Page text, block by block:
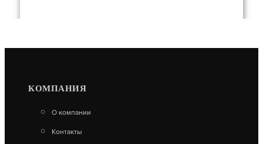
МАНГАЛ SMART-800 СТАНДАРТ
14 440
КОМПАНИЯ
О компании
Контакты